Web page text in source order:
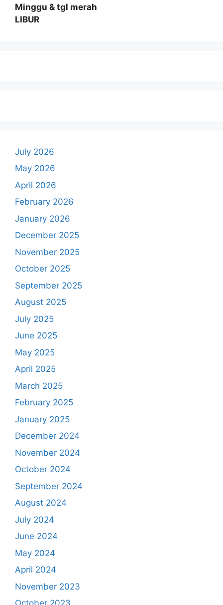
Minggu & tgl merah
LIBUR
July 2026
May 2026
April 2026
February 2026
January 2026
December 2025
November 2025
October 2025
September 2025
August 2025
July 2025
June 2025
May 2025
April 2025
March 2025
February 2025
January 2025
December 2024
November 2024
October 2024
September 2024
August 2024
July 2024
June 2024
May 2024
April 2024
November 2023
October 2023